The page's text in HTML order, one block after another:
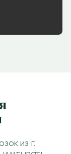
из г.